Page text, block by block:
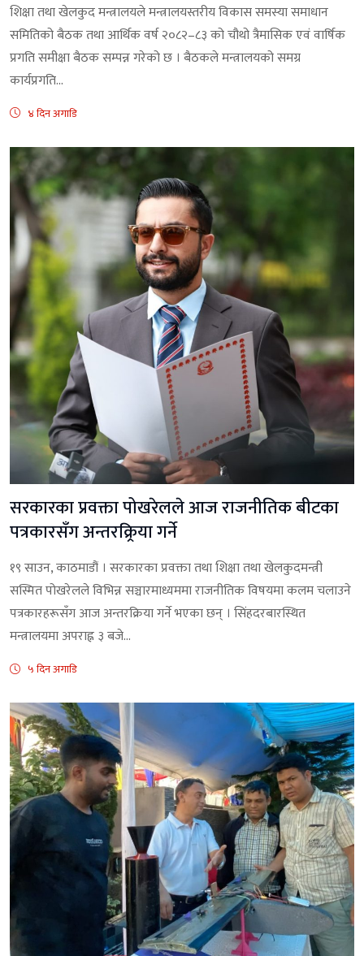
शिक्षा तथा खेलकुद मन्त्रालयले मन्त्रालयस्तरीय विकास समस्या समाधान
समितिको बैठक तथा आर्थिक वर्ष २०८२–८३ को चौथो त्रैमासिक एवं वार्षिक
प्रगति समीक्षा बैठक सम्पन्न गरेको छ । बैठकले मन्त्रालयको समग्र
कार्यप्रगति...
४ दिन अगाडि
सरकारका प्रवक्ता पोखरेलले आज राजनीतिक बीटका
पत्रकारसँग अन्तरक्र्रिया गर्ने
१९ साउन, काठमाडौं । सरकारका प्रवक्ता तथा शिक्षा तथा खेलकुदमन्त्री
सस्मित पोखरेलले विभिन्न सञ्चारमाध्यममा राजनीतिक विषयमा कलम चलाउने
पत्रकारहरूसँग आज अन्तरक्रिया गर्ने भएका छन् । सिंहदरबारस्थित
मन्त्रालयमा अपराह्न ३ बजे...
५ दिन अगाडि